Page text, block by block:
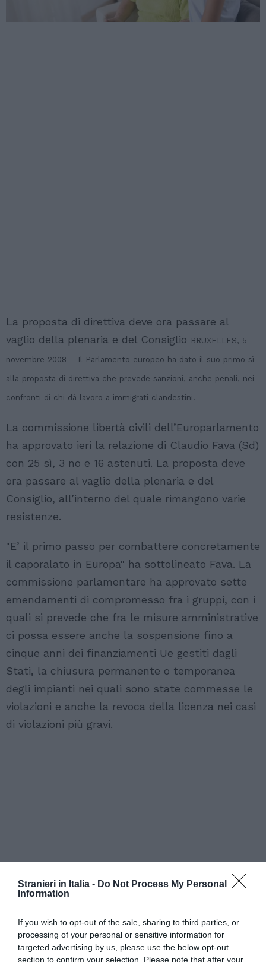
Stranieri in Italia - Do Not Process My Personal
Information
If you wish to opt-out of the sale, sharing to third parties, or
processing of your personal or sensitive information for
targeted advertising by us, please use the below opt-out
section to confirm your selection. Please note that after your
La proposta di direttiva deve ora passare al
vaglio della plenaria e del Consiglio BRUXELLES, 5
novembre 2008 – Il Parlamento europeo ha dato il suo primo sì
alla proposta di direttiva che prevede sanzioni, anche penali, nei
confronti di chi dà lavoro a immigrati clandestini.
La commissione libertà civili dell’Europarlamento
ha approvato ieri la relazione di Claudio Fava (Sd)
con 25 sì, 3 no e 16 astenuti. La proposta deve
ora passare al vaglio della plenaria e del
Consiglio, all’interno del quale rimangono varie
resistenze.
"E’ il primo passo per combattere concretamente
il caporalato in Europa" ha sottolineato Fava. La
commissione parlamentare ha approvato sette
emendamenti di compromesso fra i gruppi, con i
quali si prevede che fra le misure amministrative
ci possa essere anche la sospensione fino a
cinque anni dei finanziamenti Ue gestiti dagli
Stati, la chiusura permanente o temporanea
degli impianti nei quali sono state commesse le
violazioni e anche la revoca della licenza nei casi
di violazioni più gravi.